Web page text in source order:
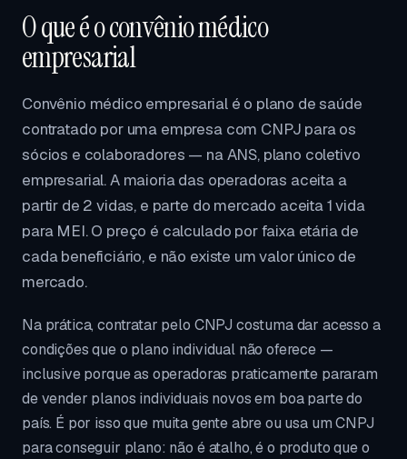
O que é o convênio médico
empresarial
Convênio médico empresarial é o plano de saúde
contratado por uma empresa com CNPJ para os
sócios e colaboradores — na ANS, plano coletivo
empresarial. A maioria das operadoras aceita a
partir de 2 vidas, e parte do mercado aceita 1 vida
para MEI. O preço é calculado por faixa etária de
cada beneficiário, e não existe um valor único de
mercado.
Na prática, contratar pelo CNPJ costuma dar acesso a
condições que o plano individual não oferece —
inclusive porque as operadoras praticamente pararam
de vender planos individuais novos em boa parte do
país. É por isso que muita gente abre ou usa um CNPJ
para conseguir plano: não é atalho, é o produto que o